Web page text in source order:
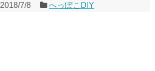
2018/7/8 へっぽこDIY